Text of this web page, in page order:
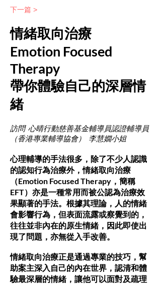
下一篇 >
情緒取向治療
Emotion Focused
Therapy
帶你體驗自己的深層情
緒
訪問 心晴行動慈善基金輔導員認證輔導員
（香港專業輔導協會） 李慧嫺小姐
心理輔導的手法很多，除了不少人認識
的認知行為治療外，情緒取向治療
（Emotion Focused Therapy，簡稱
EFT）亦是一種常用而被公認為治療效
果顯著的手法。根據其理論，人的情緒
會影響行為，但表面流露或察覺到的，
往往並非內在的原生情緒，因此即使出
現了問題，亦無從入手改善。
情緒取向治療正是通過專業的技巧，幫
助案主深入自己的內在世界，認清和體
驗最深層的情緒，讓他可以面對及疏理